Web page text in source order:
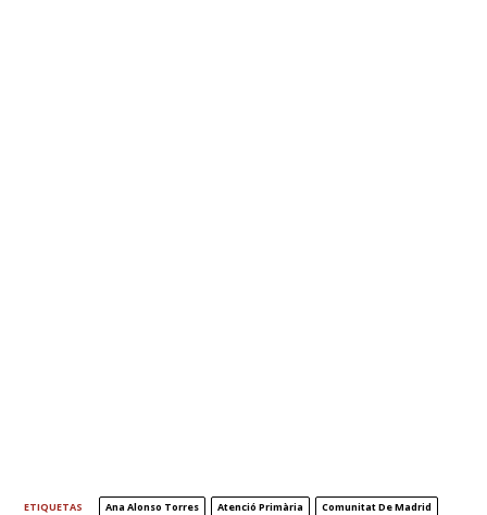
ETIQUETAS Ana Alonso Torres Atenció Primària
Comunitat De Madrid